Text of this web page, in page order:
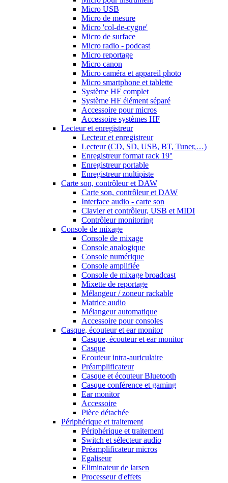
Micro USB
Micro de mesure
Micro 'col-de-cygne'
Micro de surface
Micro radio - podcast
Micro reportage
Micro canon
Micro caméra et appareil photo
Micro smartphone et tablette
Système HF complet
Système HF élément séparé
Accessoire pour micros
Accessoire systèmes HF
Lecteur et enregistreur
Lecteur et enregistreur
Lecteur (CD, SD, USB, BT, Tuner,…)
Enregistreur format rack 19''
Enregistreur portable
Enregistreur multipiste
Carte son, contrôleur et DAW
Carte son, contrôleur et DAW
Interface audio - carte son
Clavier et contrôleur, USB et MIDI
Contrôleur monitoring
Console de mixage
Console de mixage
Console analogique
Console numérique
Console amplifiée
Console de mixage broadcast
Mixette de reportage
Mélangeur / zoneur rackable
Matrice audio
Mélangeur automatique
Accessoire pour consoles
Casque, écouteur et ear monitor
Casque, écouteur et ear monitor
Casque
Ecouteur intra-auriculaire
Préamplificateur
Casque et écouteur Bluetooth
Casque conférence et gaming
Ear monitor
Accessoire
Pièce détachée
Périphérique et traitement
Périphérique et traitement
Switch et sélecteur audio
Préamplificateur micros
Egaliseur
Eliminateur de larsen
Processeur d'effets